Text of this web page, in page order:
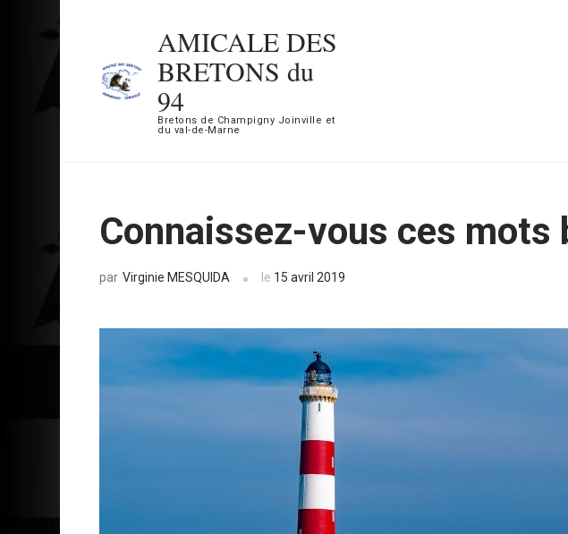
contenu
(Pressez
AMICALE DES
BRETONS du
94
Bretons de Champigny Joinville et
du val-de-Marne
Connaissez-vous ces mots
par Virginie MESQUIDA le 15 avril 2019